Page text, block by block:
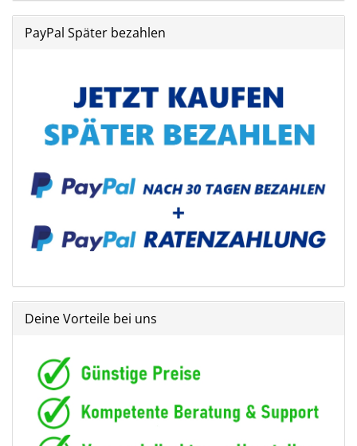
PayPal Später bezahlen
Deine Vorteile bei uns